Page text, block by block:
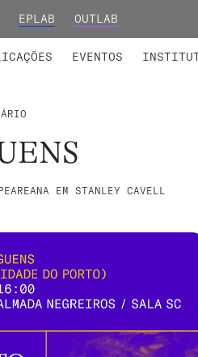
EPLAB OUTLAB
EVENTOS
EM STANLEY CAVELL